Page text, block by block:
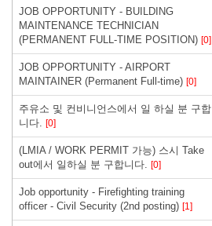
JOB OPPORTUNITY - BUILDING
MAINTENANCE TECHNICIAN
(PERMANENT FULL-TIME POSITION) [0]
JOB OPPORTUNITY - AIRPORT
MAINTAINER (Permanent Full-time) [0]
주유소 및 컨비니언스에서 일 하실 분 구합
니다. [0]
(LMIA / WORK PERMIT 가능) 스시 Take
out에서 일하실 분 구합니다. [0]
Job opportunity - Firefighting training
officer - Civil Security (2nd posting) [1]